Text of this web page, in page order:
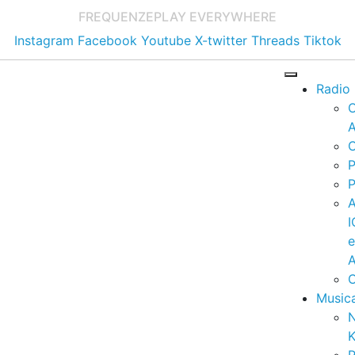
FREQUENZEPLAY EVERYWHERE
Instagram Facebook Youtube X-twitter Threads Tiktok
Radio
e